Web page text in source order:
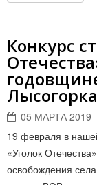
Конкурс
Лысогорка
05 МАРТА 2019
19 февраля в
«Уголок
освобождения